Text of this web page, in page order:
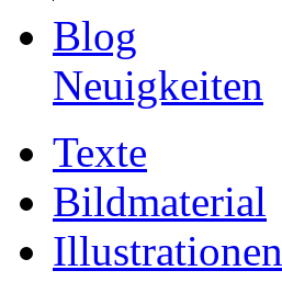
Blog
Neuigkeiten
Texte
Bildmaterial
Illustrationen